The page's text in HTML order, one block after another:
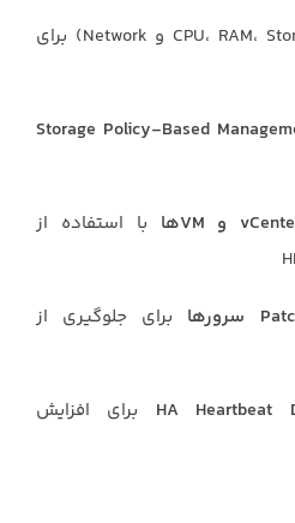
(CPU، RAM، Storage و Network) برای
با استفاده از
برای جلوگیری از
برای افزایش